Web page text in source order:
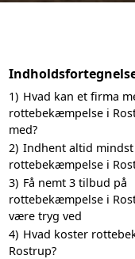
1) Hvad kan et firma
rottebekæmpelse i
med?
2) Indhent altid
rottebekæmpelse i
3) Få nemt 3 tilbud på
rottebekæmpelse i
være tryg ved
4) Hvad koster
Rostrup?